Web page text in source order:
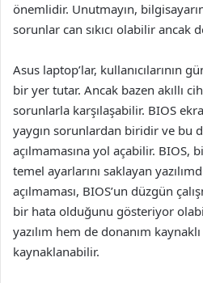
önemlidir. Unutmayın,
sorunlar can sıkıcı olabilir ancak
Asus laptop’lar, kullanıcılarının
bir yer tutar. Ancak bazen akıllı
sorunlarla karşılaşabilir. BIOS
yaygın sorunlardan biridir ve bu
açılmamasına yol açabilir. BIOS,
temel ayarlarını saklayan
açılmaması, BIOS’un düzgün
bir hata olduğunu gösteriyor
yazılım hem de donanım
kaynaklanabilir.